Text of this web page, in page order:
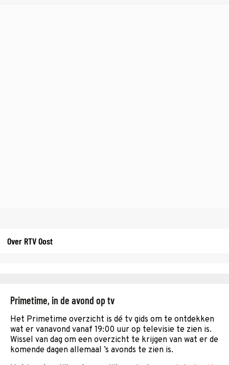
Over RTV Oost
Primetime, in de avond op tv
Het Primetime overzicht is dé tv gids om te ontdekken
wat er vanavond vanaf 19:00 uur op televisie te zien is.
Wissel van dag om een overzicht te krijgen van wat er de
komende dagen allemaal ’s avonds te zien is.